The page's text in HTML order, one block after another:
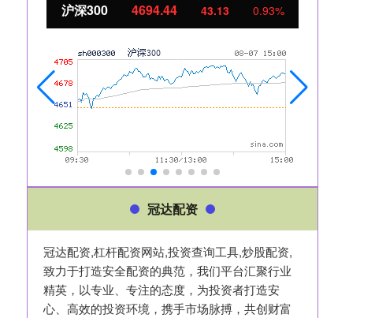
北证50 1134.24 11.37 1.01%
冠达配资
冠达配资,杠杆配资网站,投资查询工具,炒股配资,
致力于打造安全配资的典范，我们平台汇聚行业
精英，以专业、专注的态度，为投资者打造安
心、高效的投资环境，携手市场脉搏，共创财富